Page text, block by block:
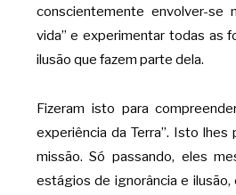
conscientemente envolver-se
vida” e experimentar todas as
ilusão que fazem parte dela.
Fizeram isto para
experiência da Terra”. Isto lhes
missão. Só passando, eles
estágios de ignorância e ilusão,